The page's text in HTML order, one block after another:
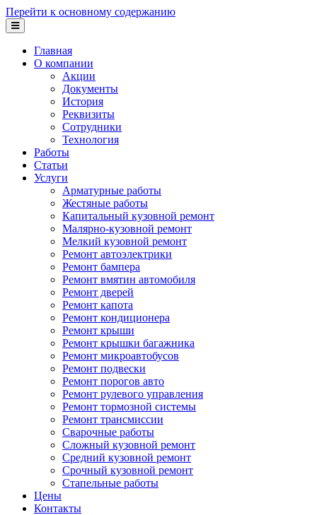
Перейти к основному содержанию
Главная
О компании
Акции
Документы
История
Реквизиты
Сотрудники
Технология
Работы
Статьи
Услуги
Арматурные работы
Жестяные работы
Капитальный кузовной ремонт
Малярно-кузовной ремонт
Мелкий кузовной ремонт
Ремонт автоэлектрики
Ремонт бампера
Ремонт вмятин автомобиля
Ремонт дверей
Ремонт капота
Ремонт кондиционера
Ремонт крыши
Ремонт крышки багажника
Ремонт микроавтобусов
Ремонт подвески
Ремонт порогов авто
Ремонт рулевого управления
Ремонт тормозной системы
Ремонт трансмиссии
Сварочные работы
Сложный кузовной ремонт
Средний кузовной ремонт
Срочный кузовной ремонт
Стапельные работы
Цены
Контакты